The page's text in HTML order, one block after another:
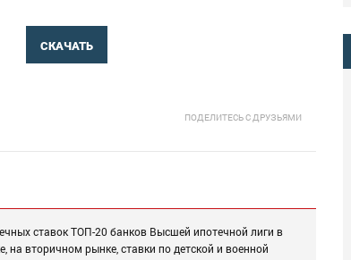
СКАЧАТЬ
ПОДЕЛИТЕСЬ С ДРУЗЬЯМИ
ставок ТОП-20 банков Высшей ипотечной лиги в
вторичном рынке, ставки по детской и военной